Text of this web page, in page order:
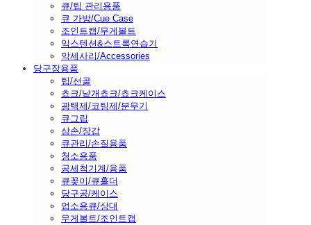
큐/팁 관리용품
큐 가방/Cue Case
조인트캡/무게볼트
익스텐션&스트록연습기
악세사리/Accessories
당구장용품
팁/선골
쵸크/낱개쵸크/쵸크케이스
광택제/코팅제/분무기
큐그립
삼손/장갑
큐관리/손질용품
청소용품
공세척기계/용품
큐꽂이/큐홀더
당구공/케이스
업소용큐/상대
무게볼트/조인트캡